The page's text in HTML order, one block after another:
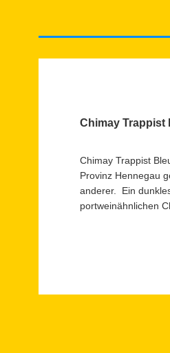
Chimay Trappist
Chimay Trappist
Provinz Hennegau
anderer. Ein
portweinähnlichen